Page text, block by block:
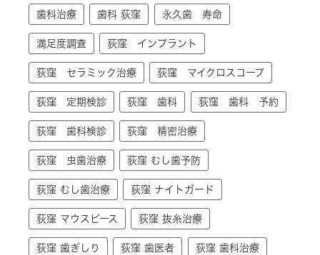
歯科治療 歯科 荻窪 永久歯 寿命
満足度調査 荻窪 インプラント
荻窪 セラミック治療 荻窪 マイクロスコープ
荻窪 定期検診 荻窪 歯科 荻窪 歯科 予約
荻窪 歯科検診 荻窪 精密治療
荻窪 虫歯治療 荻窪 むし歯予防
荻窪 むし歯治療 荻窪 ナイトガード
荻窪 マウスピース 荻窪 抜糸治療
荻窪 歯ぎしり 荻窪 歯医者 荻窪 歯科治療